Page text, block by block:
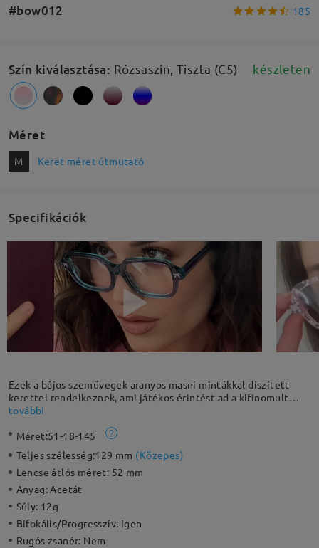
#bow012 185
Szín kiválasztása: Rózsaszín, Tiszta (C5) készleten
Méret
M Keret méret útmutató
Specifikációk
Ezek a bájos szemüvegek aranyos masni mintákkal díszített
kerettel rendelkeznek, ami játékos érintést ad a kifinomult
dizájnjukhoz. A négyzet alakú acetát keret tartós és könnyű,
kiegészítője lehet a játékos, mégis stílusos megjelenésnek.
további
Méret:51-18-145
Teljes szélesség:129 mm (Közepes)
Lencse átlós méret: 52 mm
Anyag:Acetát
Súly: 12g
Bifokális/Progresszív: Igen
Rugós zsanér: Nem